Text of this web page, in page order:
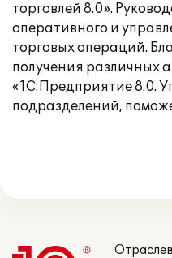
торговлей 8.0».
оперативного и
торговых операций.
получения различных
«1С:Предприятие 8.0.
подразделений,